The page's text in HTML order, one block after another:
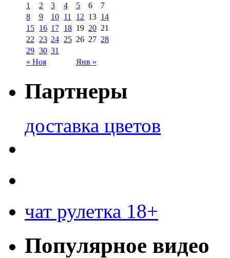
« Ноя Янв »
1 2 3 4 5 6
7
8
9 10 11 12 13 14
15 16 17 18 19 20 21
22
23 24 25 26 27 28
29 30 31
Партнеры
доставка цветов
чат рулетка 18+
Популярное видео